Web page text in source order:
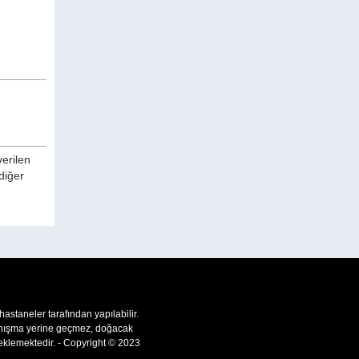
tarafından yapılabilir.
yerine geçmez, doğacak
- Copyright © 2023